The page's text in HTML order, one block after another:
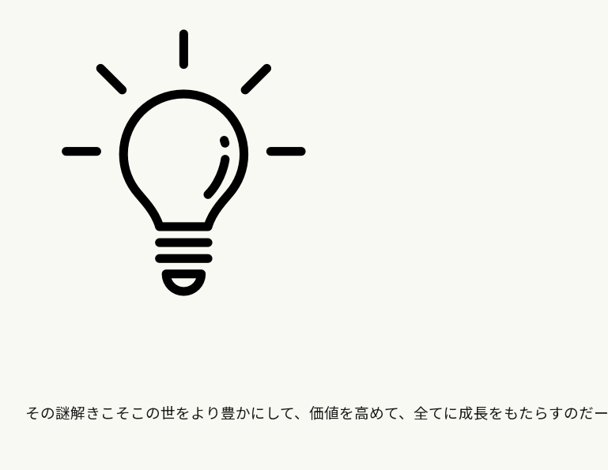
その謎解きこそこの世をより豊かにして、価値を高めて、全てに成長をもたらすのだー